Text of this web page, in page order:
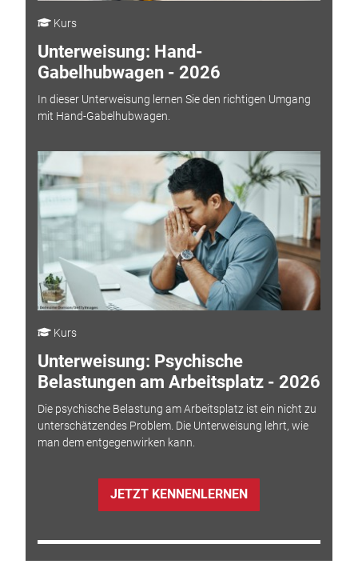
Kurs
Unterweisung: Hand-
Gabelhubwagen - 2026
In dieser Unterweisung lernen Sie den richtigen Umgang
mit Hand-Gabelhubwagen.
Kurs
Unterweisung: Psychische
Belastungen am Arbeitsplatz - 2026
Die psychische Belastung am Arbeitsplatz ist ein nicht zu
unterschätzendes Problem. Die Unterweisung lehrt, wie
man dem entgegenwirken kann.
JETZT KENNENLERNEN